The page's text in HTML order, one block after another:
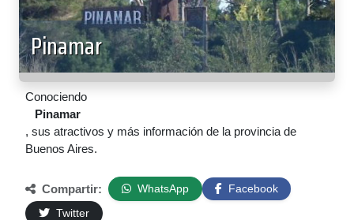
Pinamar
Conociendo
Pinamar
, sus atractivos y más información de la provincia de
Buenos Aires.
Compartir: WhatsApp
Facebook
Twitter